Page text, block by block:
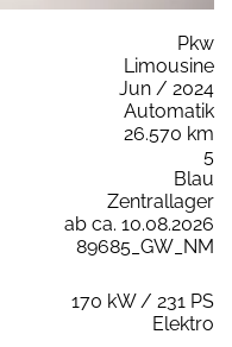
Pkw
Limousine
Jun / 2024
Automatik
26.570 km
5
Blau
Zentrallager
ab ca. 10.08.2026
89685_GW_NM
170 kW / 231 PS
Elektro